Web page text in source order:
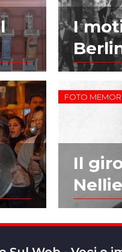
I
FOTO
Il